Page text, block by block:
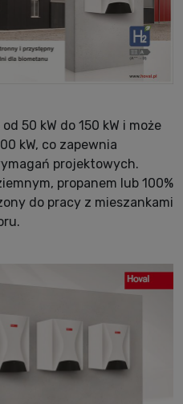
50 kW do 150 kW i może
kW, co zapewnia
projektowych.
propanem lub 100%
do pracy z mieszankami